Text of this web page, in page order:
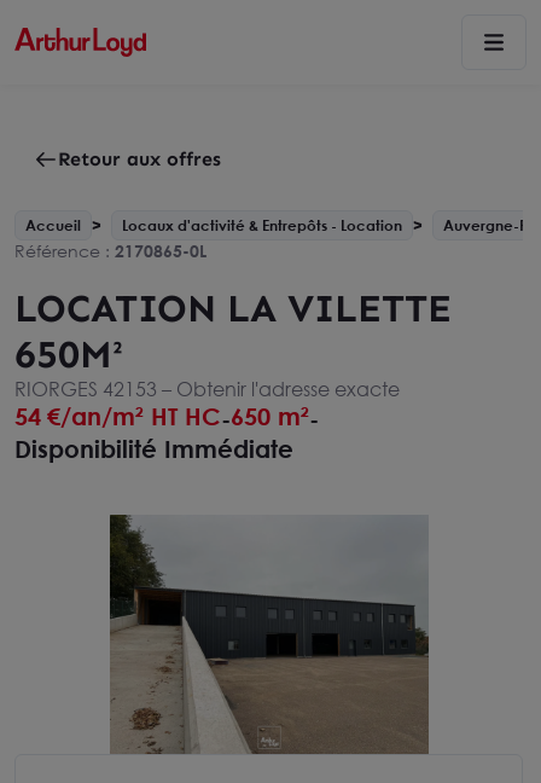
Retour aux offres
Accueil Locaux d'activité & Entrepôts - Location Auvergne-
Référence : 2170865-0L
LOCATION LA VILETTE
650M²
RIORGES 42153 – Obtenir l'adresse exacte
54 €/an/m² HT HC-650 m²-
Disponibilité Immédiate